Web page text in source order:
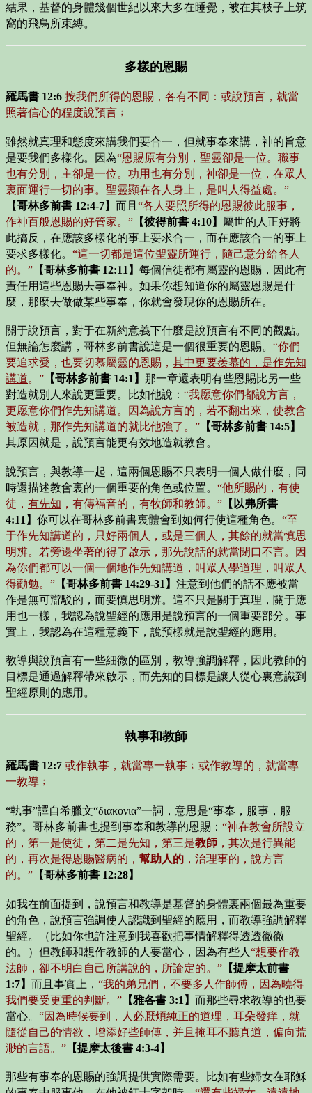
結果，基督的身體幾個世紀以來大多在睡覺，被在其枝子上筑
窩的飛鳥所束縛。
多樣的恩賜
羅馬書 12:6 按我們所得的恩賜，各有不同：或說預言，就當
照著信心的程度說預言﹔
雖然就真理和態度來講我們要合一，但就事奉來講，神的旨意
是要我們多樣化。因為“恩賜原有分別，聖靈卻是一位。職事
也有分別，主卻是一位。功用也有分別，神卻是一位，在眾人
裏面運行一切的事。聖靈顯在各人身上，是叫人得益處。”
【哥林多前書 12:4-7】 而且 “各人要照所得的恩賜彼此服事，
作神百般恩賜的好管家。” 【彼得前書 4:10】
屬世的人正好將
此搞反，在應該多樣化的事上要求合一，而在應該合一的事上
要求多樣化。 “這一切都是這位聖靈所運行，隨己意分給各人
的。” 【哥林多前書 12:11】 每個信徒都有屬靈的恩賜，因此有
責任用這些恩賜去事奉神。如果你想知道你的屬靈恩賜是什
麼，那麼去做做某些事奉，你就會發現你的恩賜所在。
關于說預言，對于在新約意義下什麼是說預言有不同的觀點。
但無論怎麼講，哥林多前書說這是一個很重要的恩賜。 “你們
要追求愛，也要切慕屬靈的恩賜， 其中更要羨慕的，是作先知
講道。” 【哥林多前書 14:1】 那一章還表明有些恩賜比另一些
對造就別人來說更重要。比如他說： “我愿意你們都說方言，
更愿意你們作先知講道。因為說方言的，若不翻出來，使教會
被造就，那作先知講道的就比他強了。” 【哥林多前書 14:5】
其原因就是，說預言能更有效地造就教會。
說預言，與教導一起，這兩個恩賜不只表明一個人做什麼，同
時還描述教會裏的一個重要的角色或位置。 “他所賜的，有使
徒， 有先知 ，有傳福音的，有牧師和教師。” 【以弗所書
4:11】 你可以在哥林多前書裏體會到如何行使這種角色。 “至
于作先知講道的，只好兩個人，或是三個人，其餘的就當慎思
明辨。若旁邊坐著的得了啟示，那先說話的就當閉口不言。因
為你們都可以一個一個地作先知講道，叫眾人學道理，叫眾人
得勸勉。” 【哥林多前書 14:29-31】 注意到他們的話不應被當
作是無可辯駁的，而要慎思明辨。這不只是關于真理，關于應
用也一樣，我認為說聖經的應用是說預言的一個重要部分。事
實上，我認為在這種意義下，說預樣就是說聖經的應用。
教導與說預言有一些細微的區別，教導強調解釋，因此教師的
目標是通過解釋帶來啟示，而先知的目標是讓人從心裏意識到
聖經原則的應用。
執事和教師
羅馬書 12:7 或作執事，就當專一執事﹔或作教導的，就當專
一教導﹔
“執事”譯自希臘文“διακονια”一詞，意思是“事奉，服事，服
務”。哥林多前書也提到事奉和教導的恩賜： “神在教會所設立
的，第一是使徒，第二是先知，第三是教師 ，其次是行異能
的，再次是得恩賜醫病的， 幫助人的 ，治理事的，說方言
的。” 【哥林多前書 12:28】
如我在前面提到，說預言和教導是基督的身體裏兩個最為重要
的角色，說預言強調使人認識到聖經的應用，而教導強調解釋
聖經。（比如你也許注意到我喜歡把事情解釋得透透徹徹
的。）但教師和想作教師的人要當心，因為有些人 “想要作教
法師，卻不明白自己所講說的，所論定的。” 【提摩太前書
1:7】 而且事實上， “我的弟兄們，不要多人作師傅，因為曉得
我們要受更重的判斷。” 【雅各書 3:1】 而那些尋求教導的也要
當心。 “因為時候要到，人必厭煩純正的道理，耳朵發痒，就
隨從自己的情欲，增添好些師傅，并且掩耳不聽真道，偏向荒
渺的言語。” 【提摩太後書 4:3-4】
那些有事奉的恩賜的強調提供實際需要。比如有些婦女在耶穌